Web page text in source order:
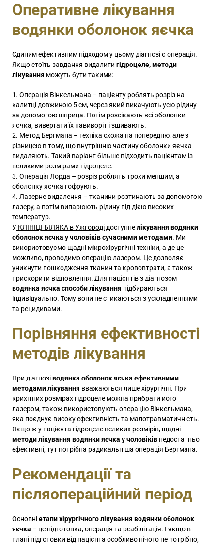
Оперативне лікування
водянки оболонок яєчка
Єдиним ефективним підходом у цьому діагнозі є операція.
Якщо стоїть завдання видалити гідроцеле, методи
лікування можуть бути такими:
Операція Вінкельмана – пацієнту роблять розріз на
калитці довжиною 5 см, через який викачують усю рідину
за допомогою шприца. Потім розсікають всі оболонки
яєчка, вивертати їх навиворіт і зшивають.
Метод Бергмана – техніка схожа на попередню, але з
різницею в тому, що внутрішню частину оболонки яєчка
видаляють. Такий варіант більше підходить пацієнтам із
великими розмірами гідроцеле.
Операція Лорда – розріз роблять трохи меншим, а
оболонку яєчка гофрують.
Лазерне видалення – тканини розтинають за допомогою
лазеру, а потім випарюють рідину під дією високих
температур.
У КЛІНІЦІ БІЛЯКА в Ужгородідоступнелікування водянки
оболонок яєчка у чоловіків сучасними методами. Ми
використовуємо щадні мікрохірургічні техніки, а де це
можливо, проводимо операцію лазером. Це дозволяє
уникнути пошкодження тканин та крововтрати, а також
прискорити відновлення. Для пацієнтів з діагнозом
водянка яєчка способи лікування підбираються
індивідуально. Тому вони не стикаються з ускладненнями
та рецидивами.
Порівняння ефективності
методів лікування
При діагнозіводянка оболонок яєчка ефективними
методами лікування вважаються лише хірургічні. При
крихітних розмірах гідроцеле можна прибрати його
лазером, також використовують операцію Вінкельмана,
яка поєднує високу ефективність та малотравматичність.
Якщо ж у пацієнта гідроцеле великих розмірів, щадні
методи лікування водянки яєчка у чоловіків недостатньо
ефективні, тут потрібна радикальніша операція Бергмана.
Рекомендації та
післяопераційний період
Основніетапи хірургічного лікування водянки оболонок
яєчка – це підготовка, операція та реабілітація. І якщо в
плані підготовки від пацієнта особливо нічого не потрібно,